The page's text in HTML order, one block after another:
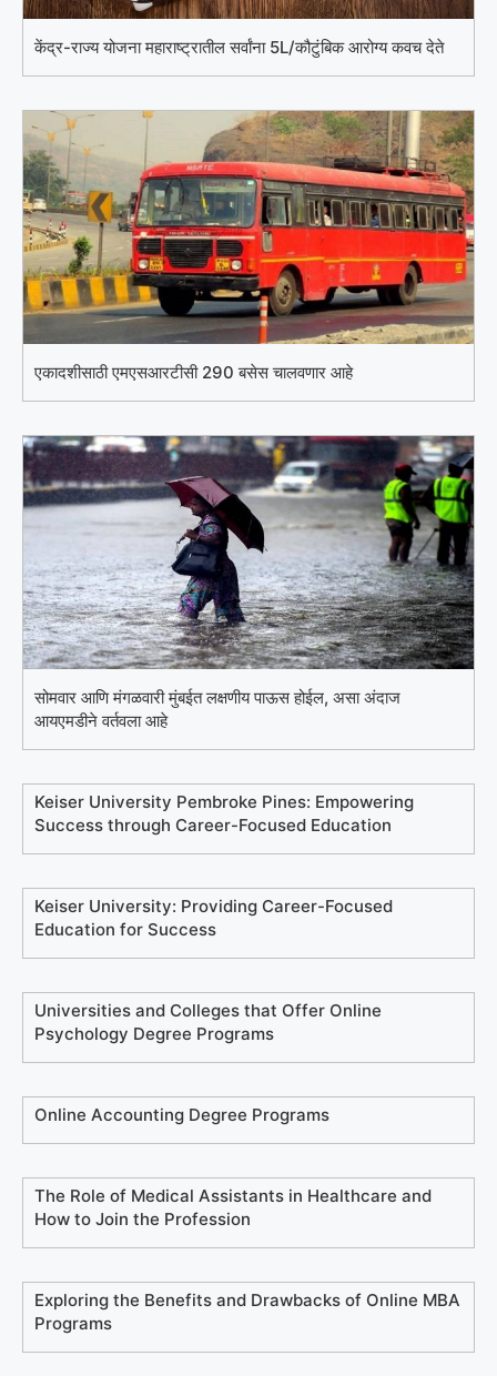
केंद्र-राज्य योजना महाराष्ट्रातील सर्वांना 5L/कौटुंबिक आरोग्य कवच देते
एकादशीसाठी एमएसआरटीसी 290 बसेस चालवणार आहे
सोमवार आणि मंगळवारी मुंबईत लक्षणीय पाऊस होईल, असा अंदाज
आयएमडीने वर्तवला आहे
Keiser University Pembroke Pines: Empowering
Success through Career-Focused Education
Keiser University: Providing Career-Focused
Education for Success
Universities and Colleges that Offer Online
Psychology Degree Programs
Online Accounting Degree Programs
The Role of Medical Assistants in Healthcare and
How to Join the Profession
Exploring the Benefits and Drawbacks of Online MBA
Programs